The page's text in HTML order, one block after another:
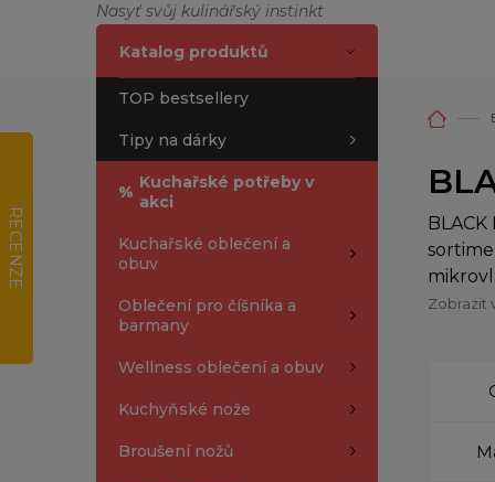
Nasyť svůj kulinářský instinkt
Katalog produktů
TOP bestsellery
Tipy na dárky
% Kuchařské potřeby v
akci
Kuchařské oblečení a
obuv
Oblečení pro číšníka a
barmany
Wellness oblečení a obuv
Kuchyňské nože
Broušení nožů
Zobrazit
RECENZE